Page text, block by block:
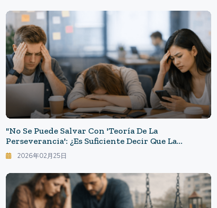
"No Se Puede Salvar Con 'teoría De La
Perseverancia': ¿Es Suficiente Decir Que La
'Generación Z Es Débil'? - El Punto Ciego En El
Lugar De Trabajo Que Revela El 48% De Estrés"
2026年02月25日